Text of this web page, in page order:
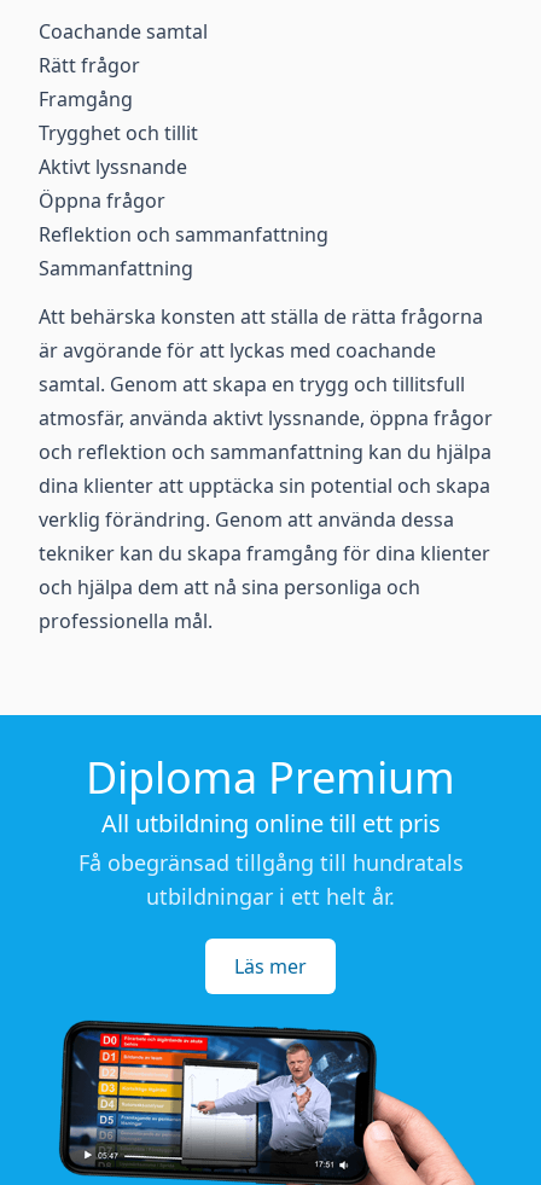
Coachande samtal
Rätt frågor
Framgång
Trygghet och tillit
Aktivt lyssnande
Öppna frågor
Reflektion och sammanfattning
Sammanfattning
Att behärska konsten att ställa de rätta frågorna
är avgörande för att lyckas med coachande
samtal. Genom att skapa en trygg och tillitsfull
atmosfär, använda aktivt lyssnande, öppna frågor
och reflektion och sammanfattning kan du hjälpa
dina klienter att upptäcka sin potential och skapa
verklig förändring. Genom att använda dessa
tekniker kan du skapa framgång för dina klienter
och hjälpa dem att nå sina personliga och
professionella mål.
Diploma Premium
All utbildning online till ett pris
Få obegränsad tillgång till hundratals
utbildningar i ett helt år.
Läs mer